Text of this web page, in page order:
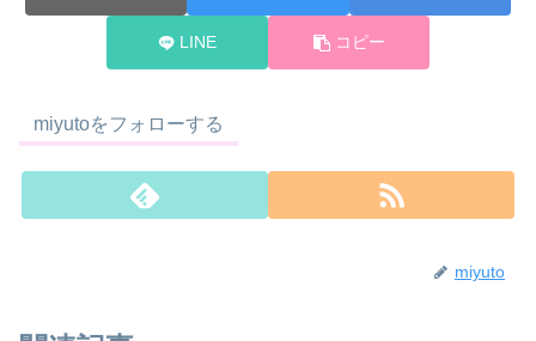
LINE コピー
miyutoをフォローする
miyuto